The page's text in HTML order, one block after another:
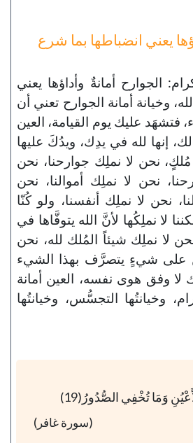
يعني انضباطها بما شرع
الجوارح أمانةٌ وأداؤها يعني
وخيانة أمانة الجوارح تعني أن
فتشهَد عليك يوم القيامة، العين
إنها لله في يدِك، ويدُكَ عليها
نحن لا نملِك جوارحنا، نحن
نحن لا نملِك أموالنا، نحن
نحن لا نملِك أنفسنا، ولو كُنّا
لا نملِكُها لأنَّ الله يتوفَّاها في
لا نملِك شيئاً المُلك لله، نحن
على شيءٍ يتصرَّف بهذا الشيء
لا وفق هوى نفسه، العين أمانة
وخيانتُها التجسُّس، وخيانتُها
وَمَا تُخْفِي الصُّدُورُ(19)
(سورة غافر)